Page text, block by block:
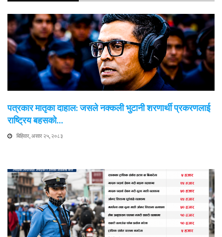
पत्रकार मातृका दाहाल: जसले नक्कली भुटानी शरणार्थी प्रकरणलाई
राष्ट्रिय बहसको…
बिहिवार, असार २५, २०८३